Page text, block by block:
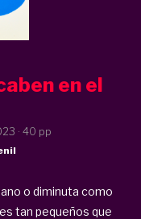
en el
· 40 pp
o diminuta como
tan pequeños que